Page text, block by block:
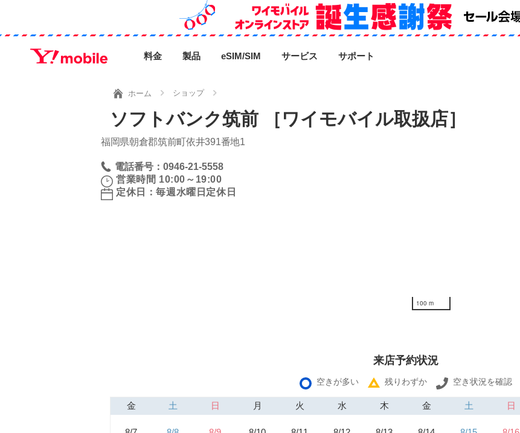
料金 製品 eSIM/SIM サービス サポート
ホーム ショップ
ソフトバンク筑前 ［ワイモバイル取扱店］
福岡県朝倉郡筑前町依井391番地1
電話番号：0946-21-5558
営業時間 10:00～19:00
定休日：毎週水曜日定休日
100 m
来店予約状況
空きが多い 残りわずか 空き状況を確認
金 土 日 月 火 水 木 金 土 日